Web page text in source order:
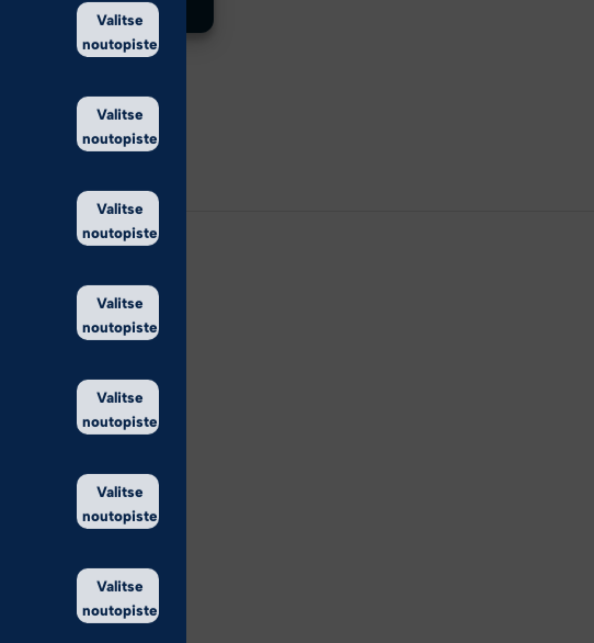
Valitse
noutopiste
Valitse
noutopiste
Valitse
noutopiste
Valitse
noutopiste
Valitse
noutopiste
Valitse
noutopiste
Valitse
noutopiste